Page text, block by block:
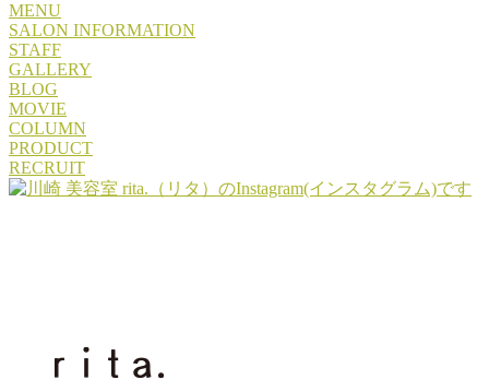
MENU
SALON INFORMATION
STAFF
GALLERY
BLOG
MOVIE
COLUMN
PRODUCT
RECRUIT